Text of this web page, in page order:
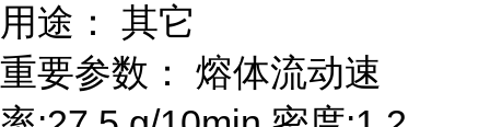
用途： 其它
重要参数： 熔体流动速